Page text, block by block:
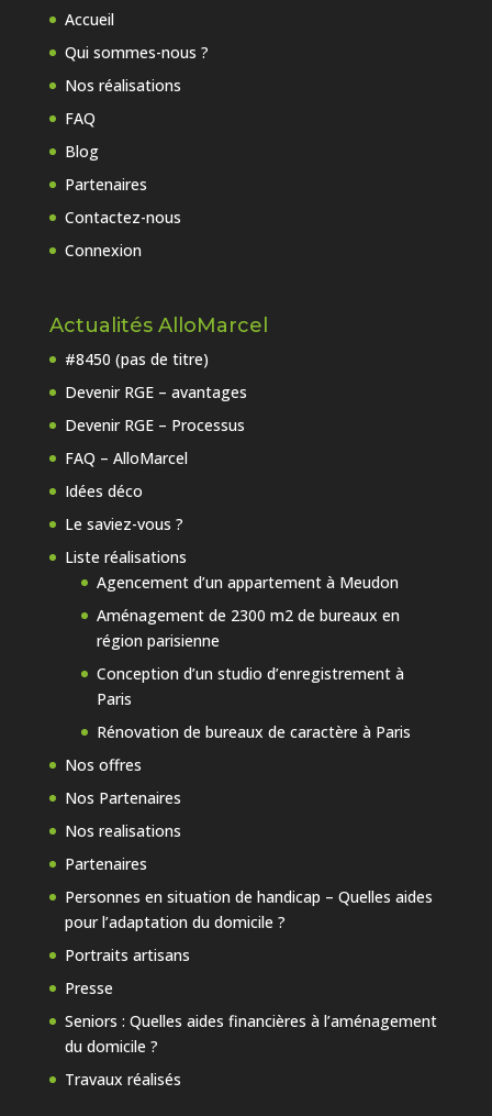
Accueil
Qui sommes-nous ?
Nos réalisations
FAQ
Blog
Partenaires
Contactez-nous
Connexion
Actualités AlloMarcel
#8450 (pas de titre)
Devenir RGE – avantages
Devenir RGE – Processus
FAQ – AlloMarcel
Idées déco
Le saviez-vous ?
Liste réalisations
Agencement d’un appartement à Meudon
Aménagement de 2300 m2 de bureaux en
région parisienne
Conception d’un studio d’enregistrement à
Paris
Rénovation de bureaux de caractère à Paris
Nos offres
Nos Partenaires
Nos realisations
Partenaires
Personnes en situation de handicap – Quelles aides
pour l’adaptation du domicile ?
Portraits artisans
Presse
Seniors : Quelles aides financières à l’aménagement
du domicile ?
Travaux réalisés